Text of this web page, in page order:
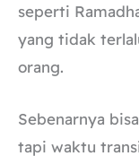
seperti
yang tidak
orang.
Sebenarnya
tapi waktu